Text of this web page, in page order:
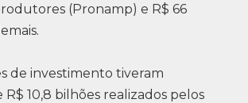
(Pronamp) e R$ 66
de investimento tiveram
10,8 bilhões realizados pelos